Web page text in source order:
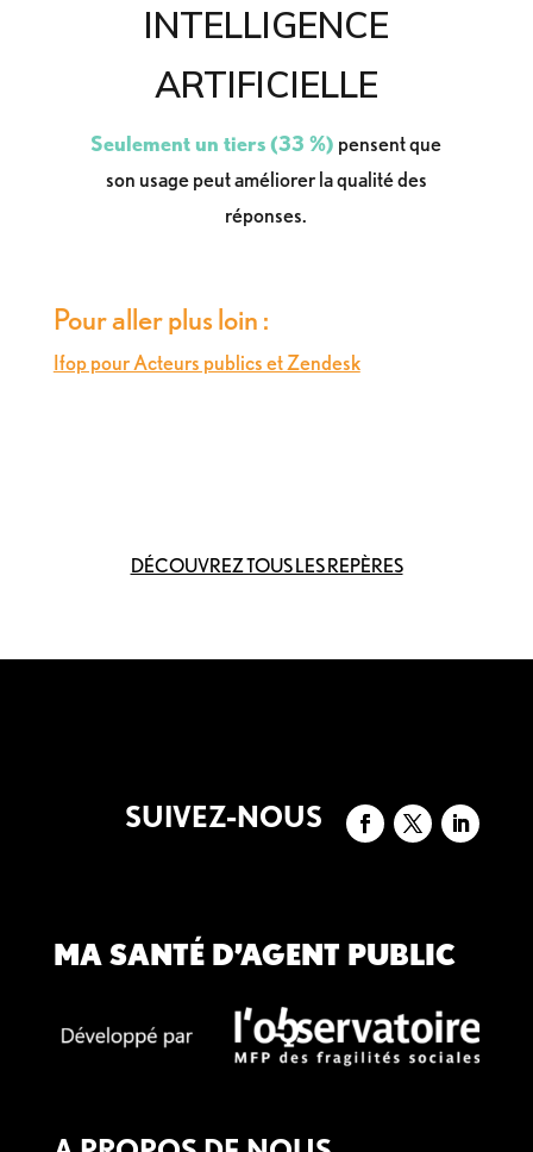
INTELLIGENCE
ARTIFICIELLE
Seulement un tiers (33 %) pensent que
son usage peut améliorer la qualité des
réponses.
Pour aller plus loin :
Ifop pour Acteurs publics et Zendesk
DÉCOUVREZ TOUS LES REPÈRES
SUIVEZ-NOUS
MA SANTÉ D’AGENT PUBLIC